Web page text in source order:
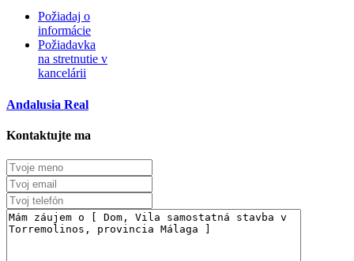
Mimo trhu
Požiadaj o
informácie
Požiadavka
na stretnutie v
kancelárii
Andalusia Real
Kontaktujte ma